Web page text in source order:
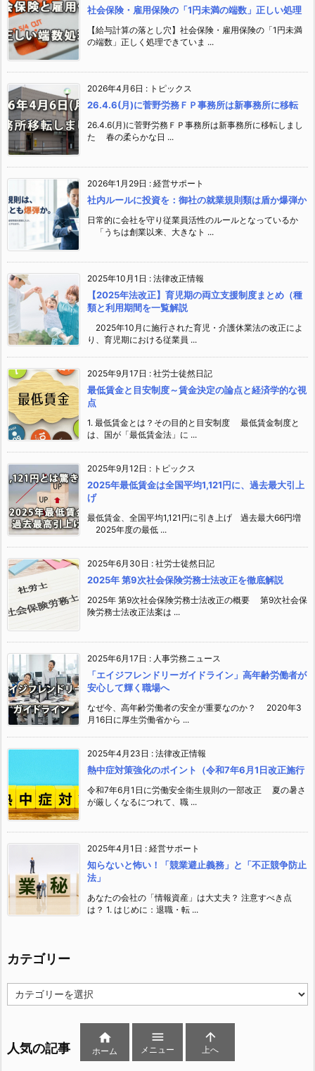
社会保険・雇用保険の「1円未満の端数」正しい処理
【給与計算の落とし穴】社会保険・雇用保険の「1円未満
の端数」正しく処理できていま ...
2026年4月6日 : トピックス
26.4.6(月)に菅野労務ＦＰ事務所は新事務所に移転
26.4.6(月)に菅野労務ＦＰ事務所は新事務所に移転しまし
た 春の柔らかな日 ...
2026年1月29日 : 経営サポート
社内ルールに投資を：御社の就業規則類は盾か爆弾か
日常的に会社を守り従業員活性のルールとなっているか
「うちは創業以来、大きなト ...
2025年10月1日 : 法律改正情報
【2025年法改正】育児期の両立支援制度まとめ（種
類と利用期間を一覧解説
2025年10月に施行された育児・介護休業法の改正によ
り、育児期における従業員 ...
2025年9月17日 : 社労士徒然日記
最低賃金と目安制度～賃金決定の論点と経済学的な視
点
1. 最低賃金とは？その目的と目安制度 最低賃金制度と
は、国が「最低賃金法」に ...
2025年9月12日 : トピックス
2025年最低賃金は全国平均1,121円に、過去最大引上
げ
最低賃金、全国平均1,121円に引き上げ 過去最大66円増
2025年度の最低 ...
2025年6月30日 : 社労士徒然日記
2025年 第9次社会保険労務士法改正を徹底解説
2025年 第9次社会保険労務士法改正の概要 第9次社会保
険労務士法改正法案は ...
2025年6月17日 : 人事労務ニュース
「エイジフレンドリーガイドライン」高年齢労働者が
安心して輝く職場へ
なぜ今、高年齢労働者の安全が重要なのか？ 2020年3
月16日に厚生労働省から ...
2025年4月23日 : 法律改正情報
熱中症対策強化のポイント（令和7年6月1日改正施行
令和7年6月1日に労働安全衛生規則の一部改正 夏の暑さ
が厳しくなるにつれて、職 ...
2025年4月1日 : 経営サポート
知らないと怖い！「競業避止義務」と「不正競争防止
法」
あなたの会社の「情報資産」は大丈夫？ 注意すべき点
は？ 1. はじめに：退職・転 ...
カテゴリー
テ
ー
人気の記事

ホーム

メニュー

上へ